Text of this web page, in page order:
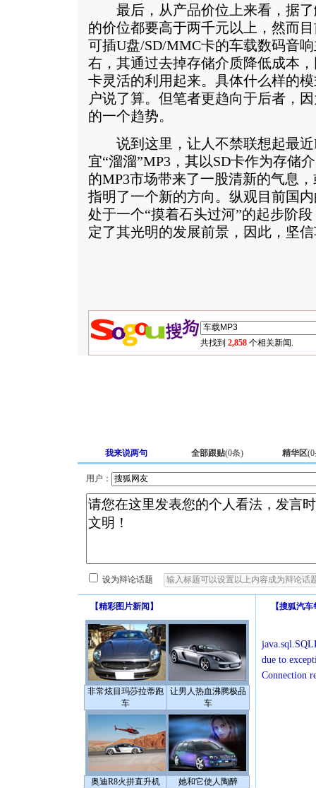
最后，从产品价位上来看，据了
的价位都要高于两千元以上，然而
可插U盘/SD/MMC卡的车载数码音
右，其通过去掉存储介质降低成本
卡灵活的利用起来。具体什么样的
户说了算。但笔者更趋向于后者，
的一个趋势。
说到这里，让人不禁联想起最近
宜“溜溜”MP3，其以SD卡作为存储
的MP3市场带来了一股清新的气息
指明了一个新的方向。纵观目前国
处于一个“摸着石头过河”的起步阶
定了其光明的发展前景，因此，坚
共找到 2,858 个相关新闻.
我来说两句 全部跟贴(0条) 精华区(0
用户：
设为辩论话题
【精彩图片新闻 】
非常炫目玛莎拉蒂跑
车
让男人热血沸腾极品
车
奥迪R8火拼直升机 她和它使人陶醉
【搜狐汽车
due to
Connection